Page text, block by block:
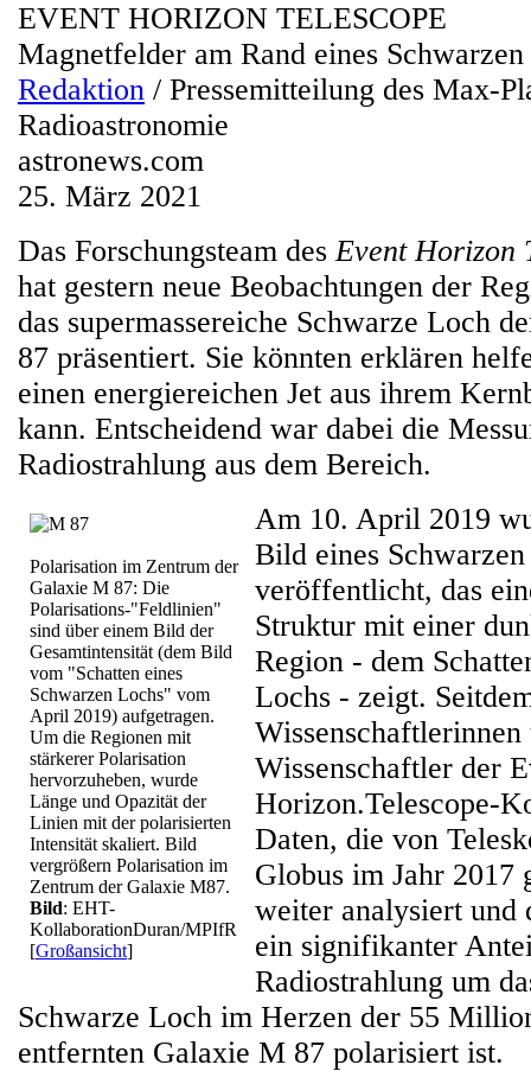
EVENT HORIZON TELESCOPE
Magnetfelder am Rand eines
Redaktion / Pressemitteilung des Max-
Radioastronomie
astronews.com
25. März 2021
Das Forschungsteam desEvent Horizon
hat gestern neue Beobachtungen der
das supermassereiche Schwarze Loch
87 präsentiert. Sie könnten erklären
einen energiereichen Jet aus ihrem
kann. Entscheidend war dabei die
Radiostrahlung aus dem Bereich.
Polarisation im Zentrum der
Galaxie M 87: Die
Polarisations-"Feldlinien"
sind über einem Bild der
Gesamtintensität (dem Bild
vom "Schatten eines
Schwarzen Lochs" vom
April 2019) aufgetragen.
Um die Regionen mit
stärkerer Polarisation
hervorzuheben, wurde
Länge und Opazität der
Linien mit der polarisierten
Intensität skaliert. Bild
vergrößern Polarisation im
Zentrum der Galaxie M87.
Bild: EHT-
KollaborationDuran/MPIfR
[Großansicht]
Am 10. April 2019
Bild eines
veröffentlicht, das
Struktur mit einer
Region - dem
Lochs - zeigt.
Wissenschaftlerinnen
Wissenschaftler der
Horizon.Telescope-
Daten, die von
Globus im Jahr 2017
weiter analysiert und
ein signifikanter
Radiostrahlung um
Schwarze Loch im Herzen der 55
entfernten Galaxie M 87 polarisiert ist.